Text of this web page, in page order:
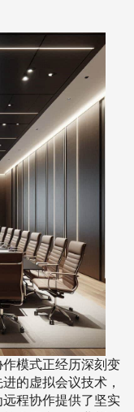
模式正经历深刻变
的虚拟会议技术，
程协作提供了坚实